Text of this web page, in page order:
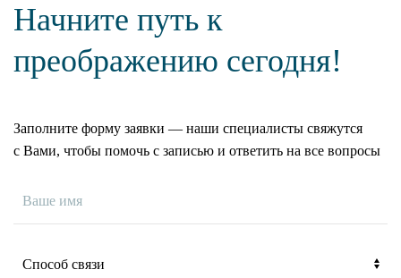
Начните путь к
преображению сегодня!
Заполните форму заявки — наши специалисты свяжутся
с Вами, чтобы помочь с записью и ответить на все вопросы